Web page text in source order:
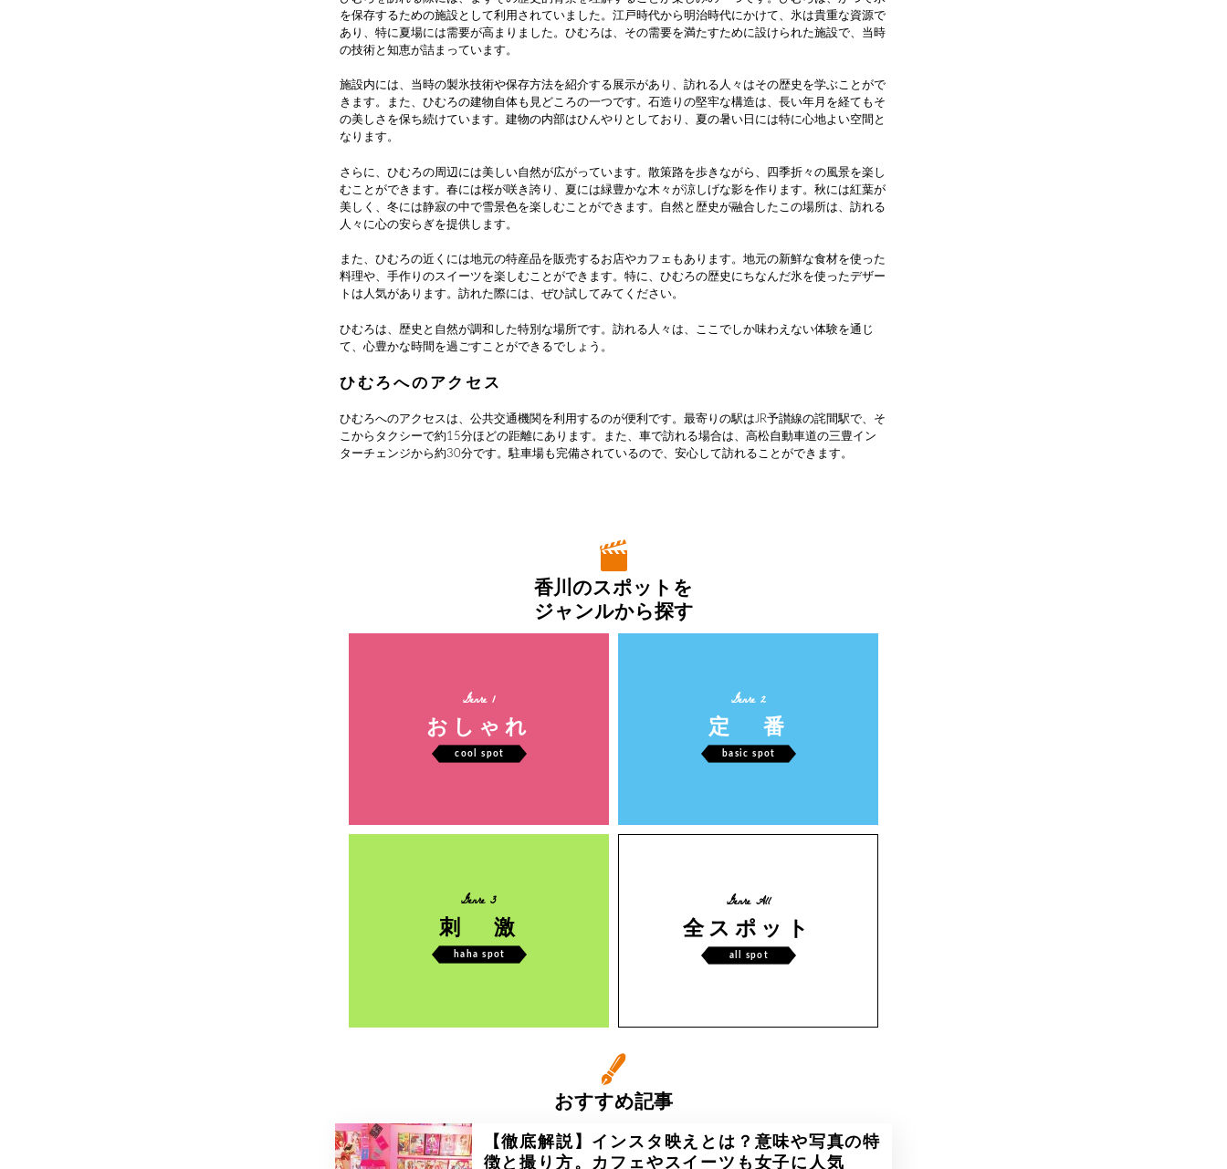
を保存するための施設として利用されていました。江戸時代から明治時代にかけて、氷は貴重な資源で
あり、特に夏場には需要が高まりました。ひむろは、その需要を満たすために設けられた施設で、当時
の技術と知恵が詰まっています。
施設内には、当時の製氷技術や保存方法を紹介する展示があり、訪れる人々はその歴史を学ぶことがで
きます。また、ひむろの建物自体も見どころの一つです。石造りの堅牢な構造は、長い年月を経てもそ
の美しさを保ち続けています。建物の内部はひんやりとしており、夏の暑い日には特に心地よい空間と
なります。
さらに、ひむろの周辺には美しい自然が広がっています。散策路を歩きながら、四季折々の風景を楽し
むことができます。春には桜が咲き誇り、夏には緑豊かな木々が涼しげな影を作ります。秋には紅葉が
美しく、冬には静寂の中で雪景色を楽しむことができます。自然と歴史が融合したこの場所は、訪れる
人々に心の安らぎを提供します。
また、ひむろの近くには地元の特産品を販売するお店やカフェもあります。地元の新鮮な食材を使った
料理や、手作りのスイーツを楽しむことができます。特に、ひむろの歴史にちなんだ氷を使ったデザー
トは人気があります。訪れた際には、ぜひ試してみてください。
ひむろは、歴史と自然が調和した特別な場所です。訪れる人々は、ここでしか味わえない体験を通じ
て、心豊かな時間を過ごすことができるでしょう。
ひむろへのアクセス
ひむろへのアクセスは、公共交通機関を利用するのが便利です。最寄りの駅はJR予讃線の詫間駅で、そ
こからタクシーで約15分ほどの距離にあります。また、車で訪れる場合は、高松自動車道の三豊イン
ターチェンジから約30分です。駐車場も完備されているので、安心して訪れることができます。
香川のスポットを
ジャンルから探す
Genre 1
おしゃれ
cool spot
Genre 2
定 番
basic spot
Genre 3
刺 激
haha spot
Genre All
全スポット
all spot
おすすめ記事
【徹底解説】インスタ映えとは？意味や写真の特
徴と撮り方。カフェやスイーツも女子に人気